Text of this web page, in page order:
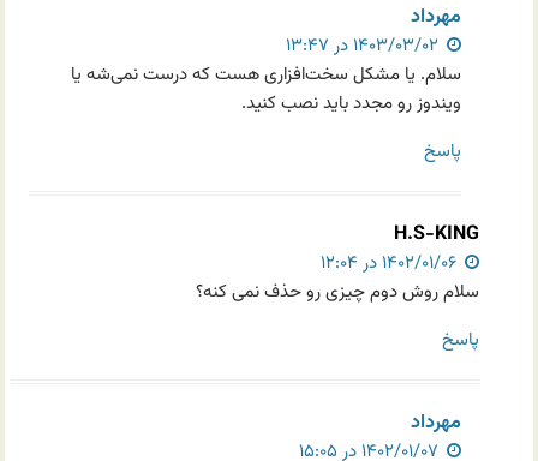
مهرداد
سلام. یا مشکل سخت‌افزاری هست که درست نمی‌شه یا
ویندوز رو مجدد باید نصب کنید.
پاسخ
H.S-KING
۱۴۰۲/۰۱/۰۶ در ۱۲:۰۴
سلام روش دوم چیزی رو حذف نمی کنه؟
پاسخ
مهرداد